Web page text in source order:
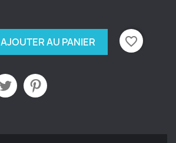
AJOUTER AU PANIER favorite_border